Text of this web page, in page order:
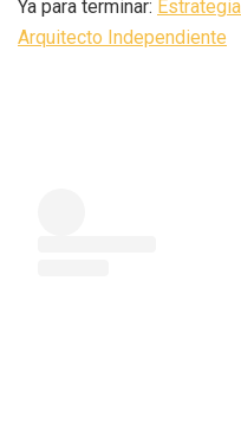
Ya para terminar:
Arquitecto Independiente